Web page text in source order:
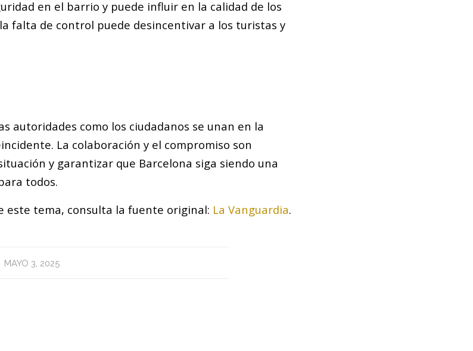
en el barrio y puede influir en la calidad de los
falta de control puede desincentivar a los turistas y
autoridades como los ciudadanos se unan en la
La colaboración y el compromiso son
y garantizar que Barcelona siga siendo una
todos.
este tema, consulta la fuente original: La Vanguardia.
MAYO 3, 2025